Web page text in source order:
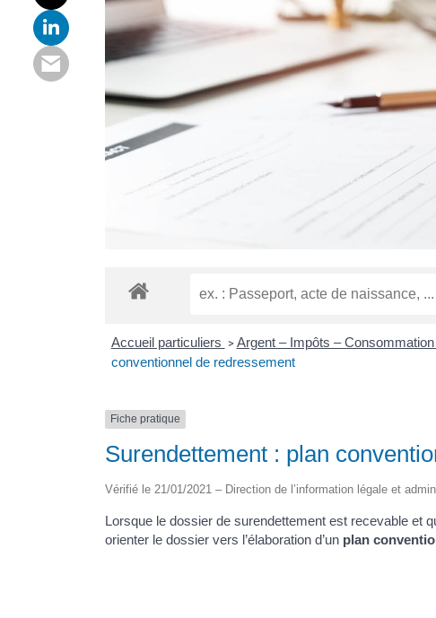
Accueil particuliers > Argent – Impôts – Consommation
conventionnel de redressement
Fiche pratique
Surendettement : plan
Vérifié le 21/01/2021 – Direction de l’information légale et
Lorsque le dossier de surendettement est recevable et
orienter le dossier vers l’élaboration d’un plan